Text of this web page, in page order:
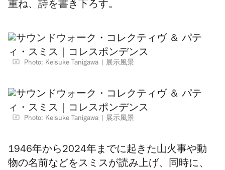
重ね、詩を書き下ろす。
Photo: Keisuke Tanigawa 展示風景
Photo: Keisuke Tanigawa 展示風景
1946年から2024年までに起きた山火事や動
物の名前などをスミスが読み上げ 、同時に、